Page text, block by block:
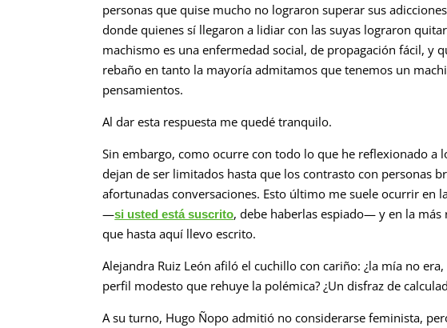
personas que quise mucho no lograron superar sus
donde quienes sí llegaron a lidiar con las suyas lograron
machismo es una enfermedad social, de propagación fácil, y
rebaño en tanto la mayoría admitamos que tenemos un
pensamientos.
Al dar esta respuesta me quedé tranquilo.
Sin embargo, como ocurre con todo lo que he reflexionado a
dejan de ser limitados hasta que los contrasto con personas
afortunadas conversaciones. Esto último me suele ocurrir en
—si usted está suscrito, debe haberlas espiado— y en la
que hasta aquí llevo escrito.
Alejandra Ruiz León afiló el cuchillo con cariño: ¿la mía no
perfil modesto que rehuye la polémica? ¿Un disfraz de
A su turno, Hugo Ñopo admitió no considerarse feminista,